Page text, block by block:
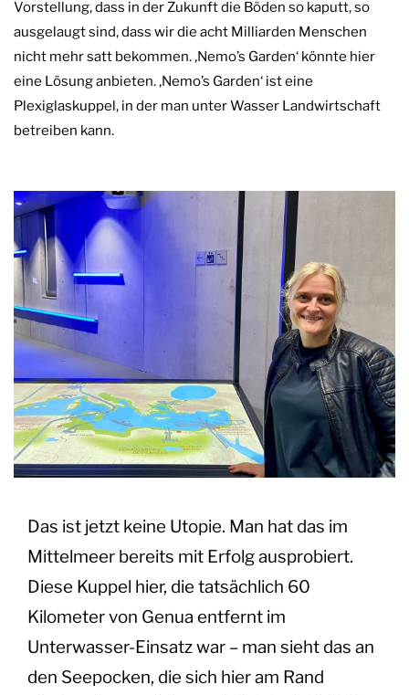
Vorstellung, dass in der Zukunft die Böden so kaputt, so
ausgelaugt sind, dass wir die acht Milliarden Menschen
nicht mehr satt bekommen. ‚Nemo’s Garden‘ könnte hier
eine Lösung anbieten. ‚Nemo’s Garden‘ ist eine
Plexiglaskuppel, in der man unter Wasser Landwirtschaft
betreiben kann.
Das ist jetzt keine Utopie. Man hat das im
Mittelmeer bereits mit Erfolg ausprobiert.
Diese Kuppel hier, die tatsächlich 60
Kilometer von Genua entfernt im
Unterwasser-Einsatz war – man sieht das an
den Seepocken, die sich hier am Rand